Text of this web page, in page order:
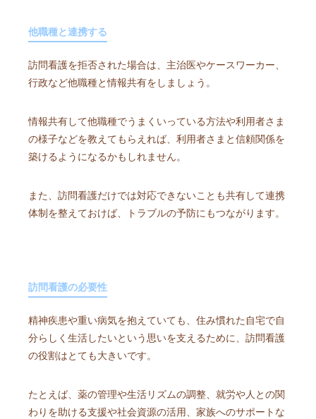
他職種と連携する
訪問看護を拒否された場合は、主治医やケースワーカー、
行政など他職種と情報共有をしましょう。
情報共有して他職種でうまくいっている方法や利用者さま
の様子などを教えてもらえれば、利用者さまと信頼関係を
築けるようになるかもしれません。
また、訪問看護だけでは対応できないことも共有して連携
体制を整えておけば、トラブルの予防にもつながります。
訪問看護の必要性
精神疾患や重い病気を抱えていても、住み慣れた自宅で自
分らしく生活したいという思いを支えるために、訪問看護
の役割はとても大きいです。
たとえば、薬の管理や生活リズムの調整、就労や人との関
わりを助ける支援や社会資源の活用、家族へのサポートな